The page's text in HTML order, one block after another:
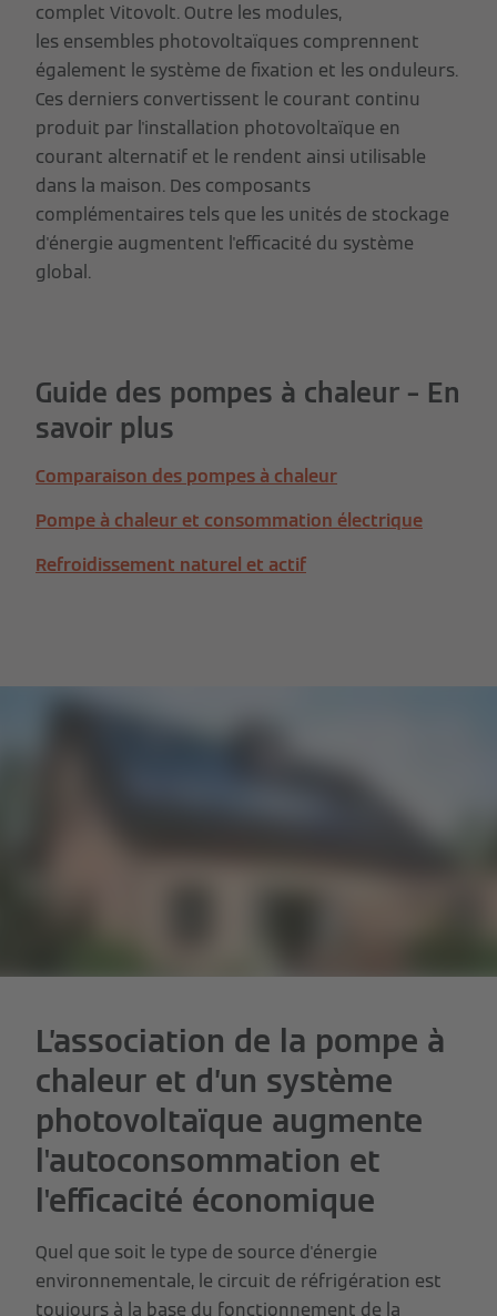
complet Vitovolt. Outre les modules,
les ensembles photovoltaïques comprennent
également le système de fixation et les onduleurs.
Ces derniers convertissent le courant continu
produit par l'installation photovoltaïque en
courant alternatif et le rendent ainsi utilisable
dans la maison. Des composants
complémentaires tels que les unités de stockage
d'énergie augmentent l'efficacité du système
global.
Guide des pompes à chaleur – En
savoir plus
Comparaison des pompes à chaleur
Pompe à chaleur et consommation électrique
Refroidissement naturel et actif
L’association de la pompe à
chaleur et d’un système
photovoltaïque augmente
l'autoconsommation et
l'efficacité économique
Quel que soit le type de source d'énergie
environnementale, le circuit de réfrigération est
toujours à la base du fonctionnement de la